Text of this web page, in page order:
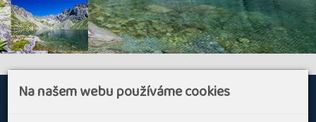
Na našem webu používáme cookies